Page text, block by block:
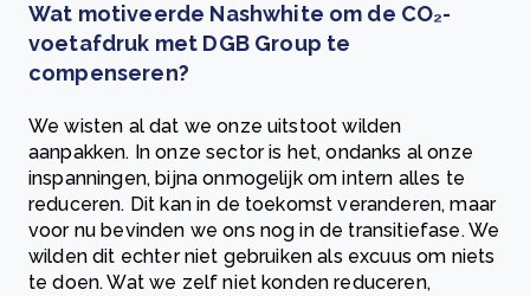
Wat motiveerde Nashwhite om de CO₂-
voetafdruk met DGB Group te
compenseren?
We wisten al dat we onze uitstoot wilden
aanpakken. In onze sector is het, ondanks al onze
inspanningen, bijna onmogelijk om intern alles te
reduceren. Dit kan in de toekomst veranderen, maar
voor nu bevinden we ons nog in de transitiefase. We
wilden dit echter niet gebruiken als excuus om niets
te doen. Wat we zelf niet konden reduceren,